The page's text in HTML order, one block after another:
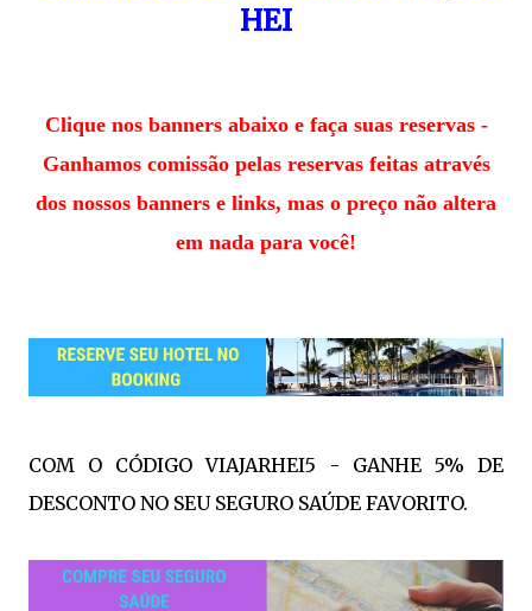
HEI
Clique nos banners abaixo e faça suas reservas -
Ganhamos comissão pelas reservas feitas através
dos nossos banners e links, mas o preço não altera
em nada para você!
COM O CÓDIGO VIAJARHEI5 - GANHE 5% DE
DESCONTO NO SEU SEGURO SAÚDE FAVORITO.